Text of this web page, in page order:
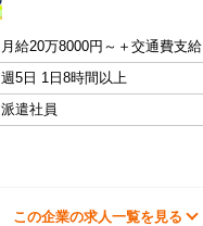
月給20万8000円～＋交通費支給
週5日 1日8時間以上
派遣社員
この企業の求人一覧を見る